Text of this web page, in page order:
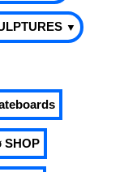
▼
SHOP